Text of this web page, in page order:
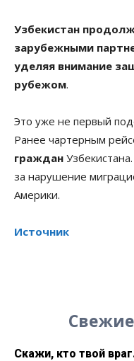
Узбекистан
зарубежными
уделяя внимание
рубежом.
Это уже не первый
Ранее чартерным
граждан
за нарушение
Америки.
Источник
Скажи, кто твой